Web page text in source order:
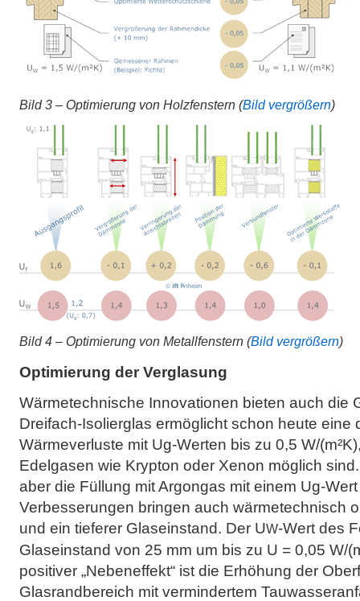
Bild 3 – Optimierung von Holzfenstern (Bild vergrößern)
Bild 4 – Optimierung von Metallfenstern (Bild vergrößern)
Optimierung der Verglasung
Wärmetechnische Innovationen bieten auch die
Dreifach-Isolierglas ermöglicht schon heute eine
Wärmeverluste mit Ug-Werten bis zu 0,5 W/
Edelgasen wie Krypton oder Xenon möglich
aber die Füllung mit Argongas mit einem Ug-
Verbesserungen bringen auch wärmetechnisch
und ein tieferer Glaseinstand. Der UW-Wert des
Glaseinstand von 25 mm um bis zu U = 0,05 W/
positiver „Nebeneffekt“ ist die Erhöhung der
Glasrandbereich mit vermindertem